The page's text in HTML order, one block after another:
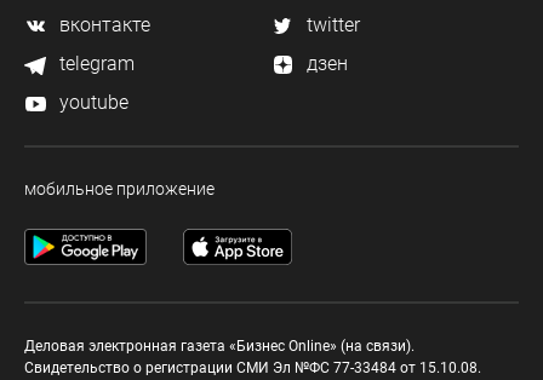
вконтакте
twitter
telegram
дзен
youtube
мобильное приложение
Деловая электронная газета «Бизнес Online» (на связи).
Свидетельство о регистрации СМИ Эл №ФС 77-33484 от 15.10.08.